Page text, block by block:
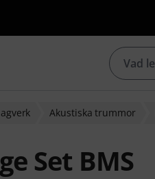
Akustiska trummor
Set BMS